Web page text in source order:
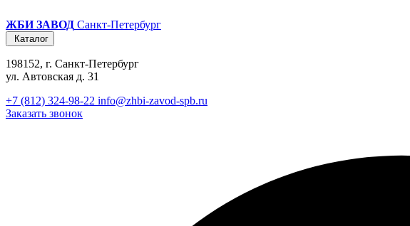
ЖБИ ЗАВОД Санкт-Петербург
Каталог
198152, г. Санкт-Петербург
ул. Автовская д. 31
+7 (812) 324-98-22 info@zhbi-zavod-spb.ru
Заказать звонок